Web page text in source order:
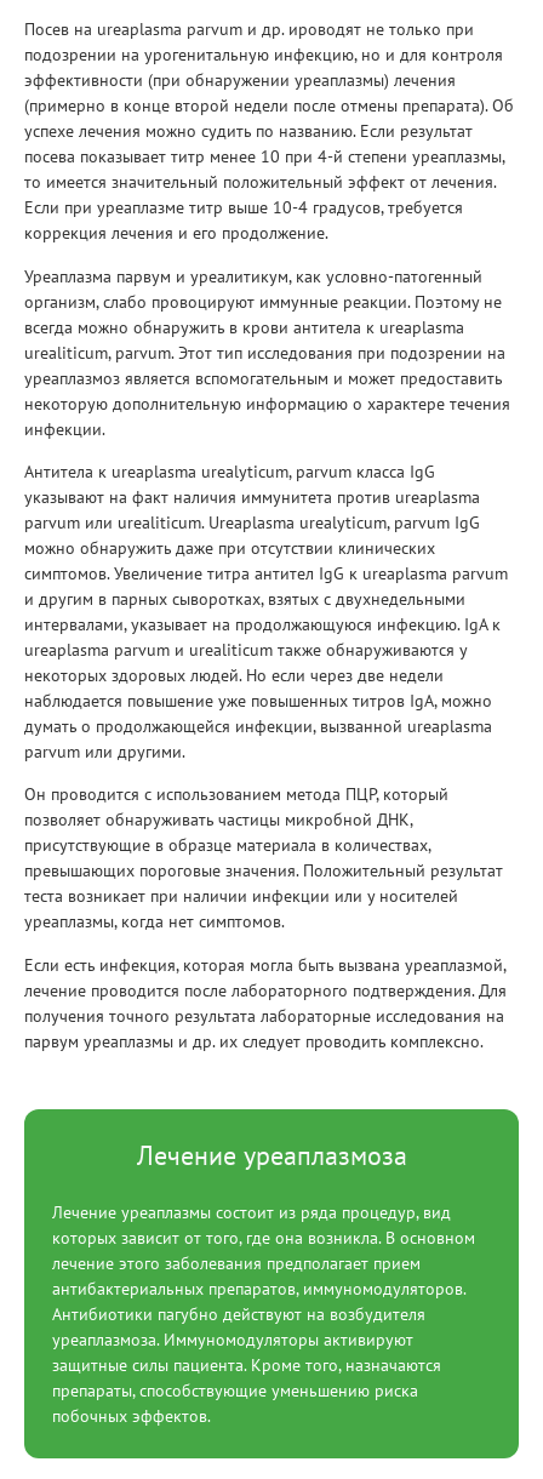
Посев на ureaplasma parvum и др. ироводят не только при
подозрении на урогенитальную инфекцию, но и для контроля
эффективности (при обнаружении уреаплазмы) лечения
(примерно в конце второй недели после отмены препарата). Об
успехе лечения можно судить по названию. Если результат
посева показывает титр менее 10 при 4-й степени уреаплазмы,
то имеется значительный положительный эффект от лечения.
Если при уреаплазме титр выше 10-4 градусов, требуется
коррекция лечения и его продолжение.
Уреаплазма парвум и уреалитикум, как условно-патогенный
организм, слабо провоцируют иммунные реакции. Поэтому не
всегда можно обнаружить в крови антитела к ureaplasma
urealiticum, parvum. Этот тип исследования при подозрении на
уреаплазмоз является вспомогательным и может предоставить
некоторую дополнительную информацию о характере течения
инфекции.
Антитела к ureaplasma urealyticum, parvum класса IgG
указывают на факт наличия иммунитета против ureaplasma
parvum или urealiticum. Ureaplasma urealyticum, parvum IgG
можно обнаружить даже при отсутствии клинических
симптомов. Увеличение титра антител IgG к ureaplasma parvum
и другим в парных сыворотках, взятых с двухнедельными
интервалами, указывает на продолжающуюся инфекцию. IgA к
ureaplasma parvum и urealiticum также обнаруживаются у
некоторых здоровых людей. Но если через две недели
наблюдается повышение уже повышенных титров IgA, можно
думать о продолжающейся инфекции, вызванной ureaplasma
parvum или другими.
Он проводится с использованием метода ПЦР, который
позволяет обнаруживать частицы микробной ДНК,
присутствующие в образце материала в количествах,
превышающих пороговые значения. Положительный результат
теста возникает при наличии инфекции или у носителей
уреаплазмы, когда нет симптомов.
Если есть инфекция, которая могла быть вызвана уреаплазмой,
лечение проводится после лабораторного подтверждения. Для
получения точного результата лабораторные исследования на
парвум уреаплазмы и др. их следует проводить комплексно.
Лечение уреаплазмоза
Лечение уреаплазмы состоит из ряда процедур, вид
которых зависит от того, где она возникла. В основном
лечение этого заболевания предполагает прием
антибактериальных препаратов, иммуномодуляторов.
Антибиотики пагубно действуют на возбудителя
уреаплазмоза. Иммуномодуляторы активируют
защитные силы пациента. Кроме того, назначаются
препараты, способствующие уменьшению риска
побочных эффектов.